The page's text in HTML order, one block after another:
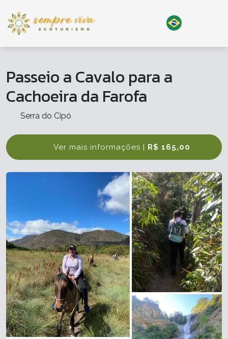
Passeio a Cavalo para a
Cachoeira da Farofa
Serra do Cipó
Ver mais informações | R$ 165,00